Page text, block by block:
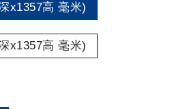
x1357高 毫米)
x1357高 毫米)